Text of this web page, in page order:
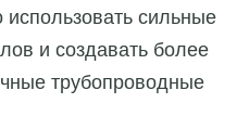
использовать сильные
и создавать более
трубопроводные